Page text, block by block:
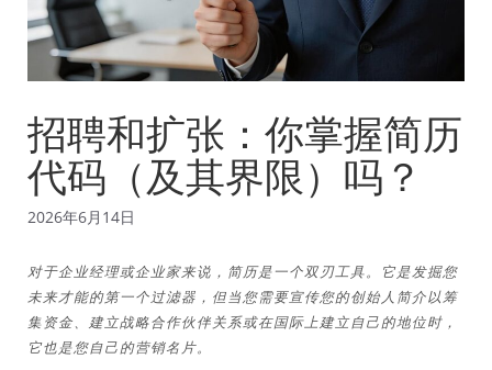
招聘和扩张：你掌握简历
代码（及其界限）吗？
2026年6月14日
对于企业经理或企业家来说，简历是一个双刃工具。它是发掘您
未来才能的第一个过滤器，但当您需要宣传您的创始人简介以筹
集资金、建立战略合作伙伴关系或在国际上建立自己的地位时，
它也是您自己的营销名片。